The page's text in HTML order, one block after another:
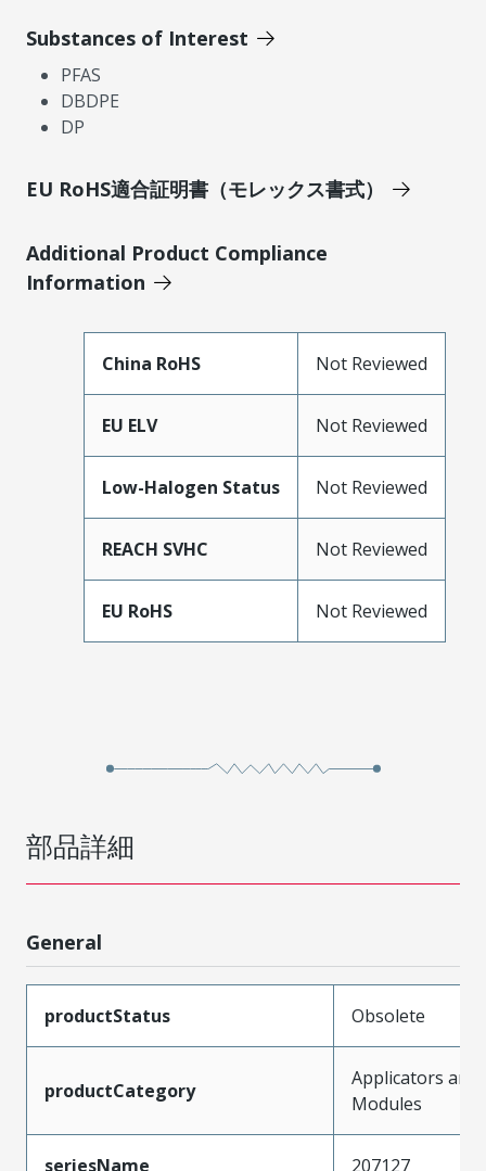
Substances of Interest
PFAS
DBDPE
DP
EU RoHS適合証明書（モレックス書式）
Additional Product Compliance
Information
China RoHS Not Reviewed
EU ELV Not Reviewed
Low-Halogen Status Not Reviewed
REACH SVHC Not Reviewed
EU RoHS Not Reviewed
部品詳細
General
productStatus Obsolete
productCategory
Applicators and
Modules
seriesName 207127